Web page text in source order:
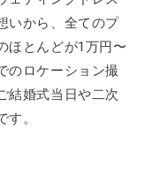
いから、全てのプ
ほとんどが1万円〜
のロケーション撮
結婚式当日や二次
。